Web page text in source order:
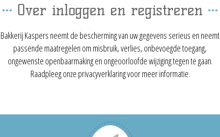
Over inloggen en registreren
Bakkerij Kaspers neemt de bescherming van uw gegevens serieus en neemt
passende maatregelen om misbruik, verlies, onbevoegde toegang,
ongewenste openbaarmaking en ongeoorloofde wijziging tegen te gaan.
Raadpleeg onze privacyverklaring voor meer informatie.